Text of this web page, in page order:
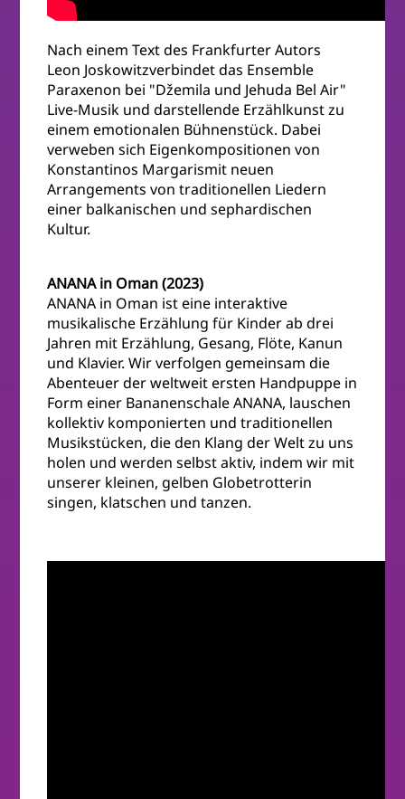
Nach einem Text des Frankfurter Autors
Leon Joskowitzverbindet das Ensemble
Paraxenon bei "Džemila und Jehuda Bel Air"
Live-Musik und darstellende Erzählkunst zu
einem emotionalen Bühnenstück. Dabei
verweben sich Eigenkompositionen von
Konstantinos Margarismit neuen
Arrangements von traditionellen Liedern
einer balkanischen und sephardischen
Kultur.
ANANA in Oman (2023)
ANANA in Oman ist eine interaktive
musikalische Erzählung für Kinder ab drei
Jahren mit Erzählung, Gesang, Flöte, Kanun
und Klavier. Wir verfolgen gemeinsam die
Abenteuer der weltweit ersten Handpuppe in
Form einer Bananenschale ANANA, lauschen
kollektiv komponierten und traditionellen
Musikstücken, die den Klang der Welt zu uns
holen und werden selbst aktiv, indem wir mit
unserer kleinen, gelben Globetrotterin
singen, klatschen und tanzen.